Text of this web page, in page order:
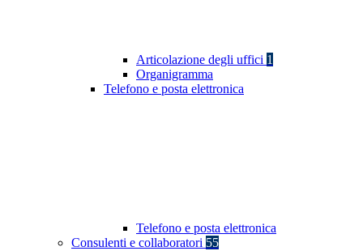
Articolazione degli uffici 1
Organigramma
Telefono e posta elettronica
Telefono e posta elettronica
Consulenti e collaboratori 55